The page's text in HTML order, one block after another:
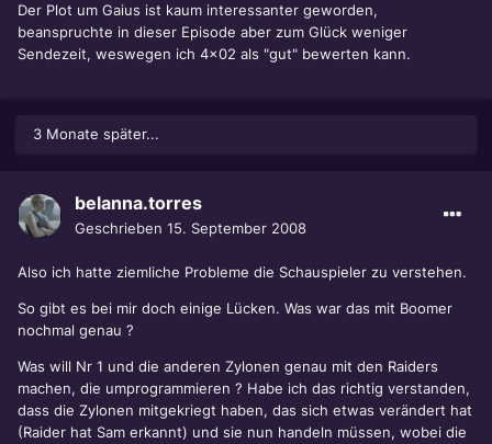
Der Plot um Gaius ist kaum interessanter geworden,
beanspruchte in dieser Episode aber zum Glück weniger
Sendezeit, weswegen ich 4x02 als "gut" bewerten kann.
3 Monate später...
belanna.torres
Geschrieben 15. September 2008
Also ich hatte ziemliche Probleme die Schauspieler zu verstehen.
So gibt es bei mir doch einige Lücken. Was war das mit Boomer
nochmal genau ?
Was will Nr 1 und die anderen Zylonen genau mit den Raiders
machen, die umprogrammieren ? Habe ich das richtig verstanden,
dass die Zylonen mitgekriegt haben, das sich etwas verändert hat
(Raider hat Sam erkannt) und sie nun handeln müssen, wobei die